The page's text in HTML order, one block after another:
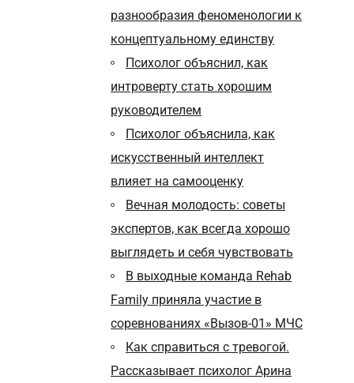
разнообразия феноменологии к
концептуальному единству
Психолог объяснил, как
интроверту стать хорошим
руководителем
Психолог объяснила, как
искусственный интеллект
влияет на самооценку
Вечная молодость: советы
экспертов, как всегда хорошо
выглядеть и себя чувствовать
В выходные команда Rehab
Family приняла участие в
соревнованиях «Вызов-01» МЧС
Как справиться с тревогой.
Рассказывает психолог Арина